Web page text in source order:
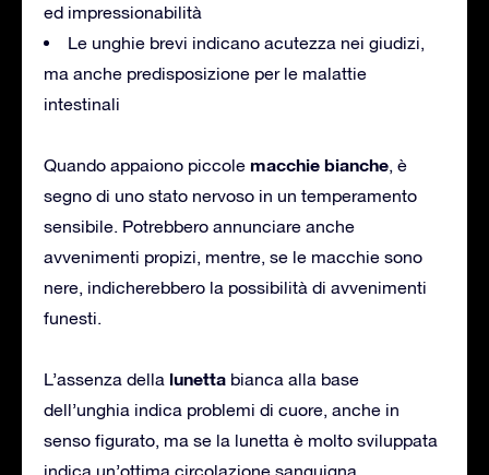
ed impressionabilità
Le unghie brevi indicano acutezza nei giudizi,
ma anche predisposizione per le malattie
intestinali
Quando appaiono piccole macchie bianche, è
segno di uno stato nervoso in un temperamento
sensibile. Potrebbero annunciare anche
avvenimenti propizi, mentre, se le macchie sono
nere, indicherebbero la possibilità di avvenimenti
funesti.
L’assenza della lunetta bianca alla base
dell’unghia indica problemi di cuore, anche in
senso figurato, ma se la lunetta è molto sviluppata
indica un’ottima circolazione sanguigna.